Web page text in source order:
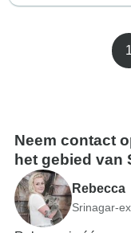
1
Neem contact
het gebied van
Rebecca
Srinagar-